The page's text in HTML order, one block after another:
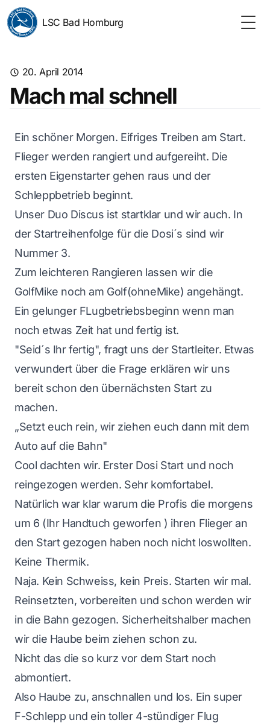
LSC Bad Homburg
20. April 2014
Mach mal schnell
Ein schöner Morgen. Eifriges Treiben am Start.
Flieger werden rangiert und aufgereiht. Die
ersten Eigenstarter gehen raus und der
Schleppbetrieb beginnt.
Unser Duo Discus ist startklar und wir auch. In
der Startreihenfolge für die Dosi´s sind wir
Nummer 3.
Zum leichteren Rangieren lassen wir die
GolfMike noch am Golf(ohneMike) angehängt.
Ein gelunger FLugbetriebsbeginn wenn man
noch etwas Zeit hat und fertig ist.
"Seid´s Ihr fertig", fragt uns der Startleiter. Etwas
verwundert über die Frage erklären wir uns
bereit schon den übernächsten Start zu
machen.
„Setzt euch rein, wir ziehen euch dann mit dem
Auto auf die Bahn"
Cool dachten wir. Erster Dosi Start und noch
reingezogen werden. Sehr komfortabel.
Natürlich war klar warum die Profis die morgens
um 6 (Ihr Handtuch geworfen ) ihren Flieger an
den Start gezogen haben noch nicht loswollten.
Keine Thermik.
Naja. Kein Schweiss, kein Preis. Starten wir mal.
Reinsetzten, vorbereiten und schon werden wir
in die Bahn gezogen. Sicherheitshalber machen
wir die Haube beim ziehen schon zu.
Nicht das die so kurz vor dem Start noch
abmontiert.
Also Haube zu, anschnallen und los. Ein super
F-Schlepp und ein toller 4-stündiger Flug